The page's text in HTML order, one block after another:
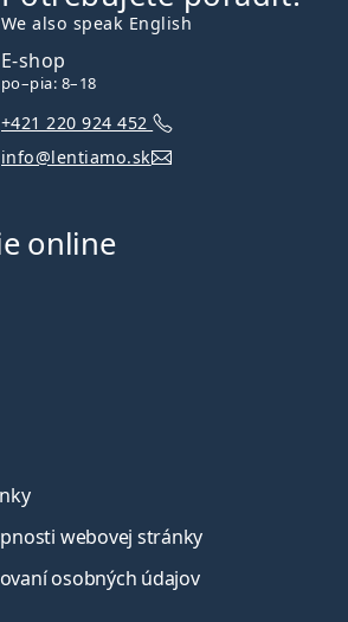
We also speak English
E-shop
po–pia: 8–18
+421 220 924 452
info@lentiamo.sk
online
webovej stránky
osobných údajov